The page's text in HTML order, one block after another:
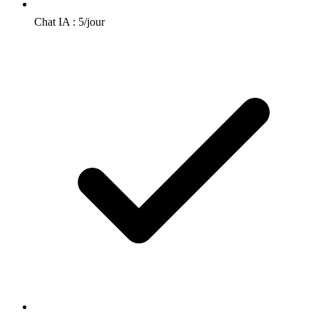
Chat IA : 5/jour